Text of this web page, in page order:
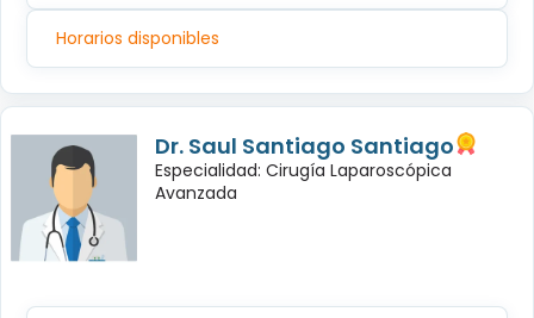
Horarios disponibles
Dr. Saul Santiago Santiago
Especialidad: Cirugía Laparoscópica
Avanzada